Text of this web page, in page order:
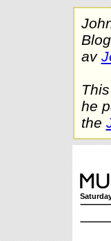
av
he
the